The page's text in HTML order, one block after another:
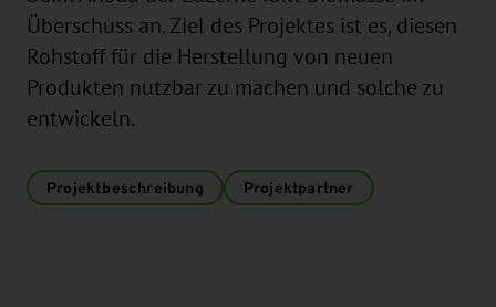
Überschuss an. Ziel des Projektes ist es, diesen
Rohstoff für die Herstellung von neuen
Produkten nutzbar zu machen und solche zu
entwickeln.
Projektbeschreibung Projektpartner